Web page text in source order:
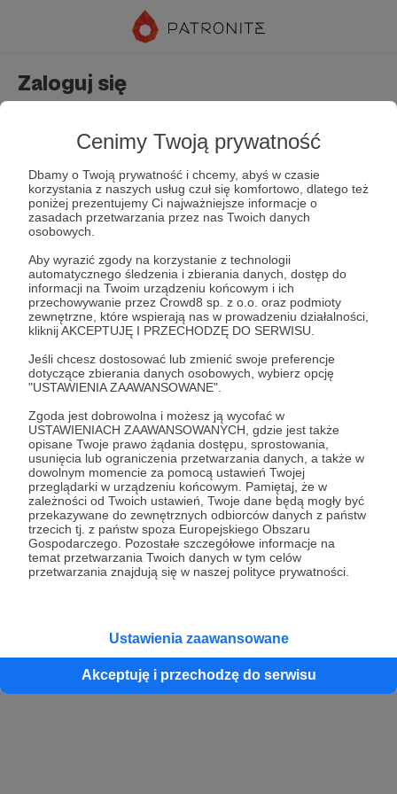
Cenimy Twoją prywatność
Dbamy o Twoją prywatność i chcemy, abyś w czasie
korzystania z naszych usług czuł się komfortowo, dlatego też
poniżej prezentujemy Ci najważniejsze informacje o
zasadach przetwarzania przez nas Twoich danych
osobowych.
Aby wyrazić zgody na korzystanie z technologii
automatycznego śledzenia i zbierania danych, dostęp do
informacji na Twoim urządzeniu końcowym i ich
przechowywanie przez Crowd8 sp. z o.o. oraz podmioty
zewnętrzne, które wspierają nas w prowadzeniu działalności,
kliknij AKCEPTUJĘ I PRZECHODZĘ DO SERWISU.
Jeśli chcesz dostosować lub zmienić swoje preferencje
dotyczące zbierania danych osobowych, wybierz opcję
"USTAWIENIA ZAAWANSOWANE".
Zgoda jest dobrowolna i możesz ją wycofać w
USTAWIENIACH ZAAWANSOWANYCH, gdzie jest także
opisane Twoje prawo żądania dostępu, sprostowania,
usunięcia lub ograniczenia przetwarzania danych, a także w
dowolnym momencie za pomocą ustawień Twojej
przeglądarki w urządzeniu końcowym. Pamiętaj, że w
zależności od Twoich ustawień, Twoje dane będą mogły być
przekazywane do zewnętrznych odbiorców danych z państw
trzecich tj. z państw spoza Europejskiego Obszaru
Gospodarczego. Pozostałe szczegółowe informacje na
temat przetwarzania Twoich danych w tym celów
przetwarzania znajdują się w naszej polityce prywatności.
Ustawienia zaawansowane
Akceptuję i przechodzę do serwisu
Zaloguj się
Zapamiętaj mnie Zapomniałeś hasła?
Zaloguj
lub
Kontynuuj z Google
Kontynuuj z Facebook
Kontynuuj z Apple
konta przez osobę niepełnoletnią” dostępny w regulaminie Patronite.pl